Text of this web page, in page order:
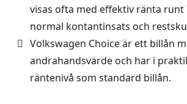
visas ofta med effektiv ränta runt
normal kontantinsats och
Volkswagen Choice är ett billån
andrahandsvärde och har i
räntenivå som standard billån.